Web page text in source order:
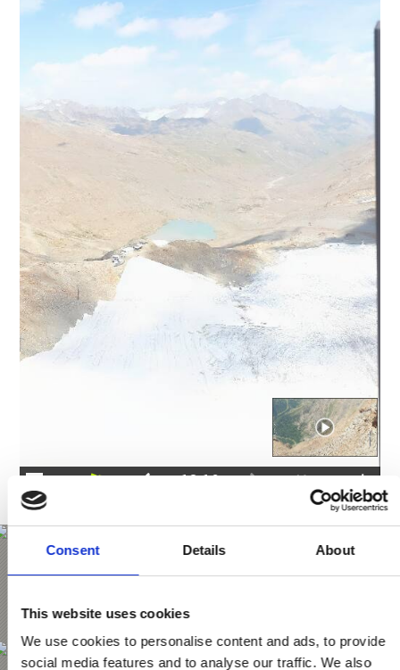
Consent Details About
This website uses cookies
We use cookies to personalise content and ads, to provide
social media features and to analyse our traffic. We also
Górna stacja Lazaun
Webcam öffnen